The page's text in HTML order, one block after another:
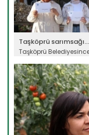
Taşköprü sarımsağı...
Taşköprü
Devamını Oku ->